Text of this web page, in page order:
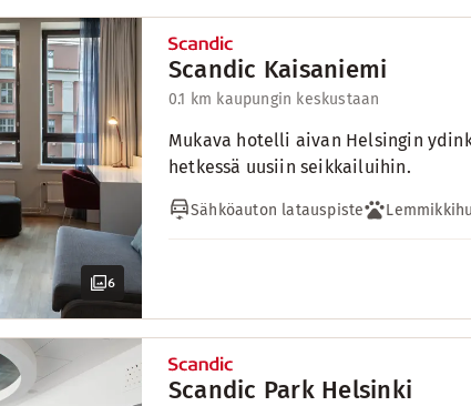
6
Scandic Kaisaniemi
0.1 km kaupungin keskustaan
Mukava hotelli aivan Helsingin
hetkessä uusiin seikkailuihin.
Sähköauton latauspiste
Scandic Park Helsinki